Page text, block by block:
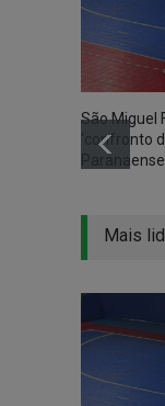
São Miguel
‘confronto
Paranaense
Mais